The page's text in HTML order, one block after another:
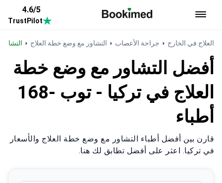
4.6/5
TrustPilot
العلاج في الخارج جراحة الأعصاب التشاور مع وضع خطة العلاج
أفضل التشاور مع وضع خطة
العلاج في تركيا - توب -168
أطباء
قارن بين أفضل أطباء التشاور مع وضع خطة العلاج والأسعار
في تركيا. اعثر على أفضل تطابق لك هنا.